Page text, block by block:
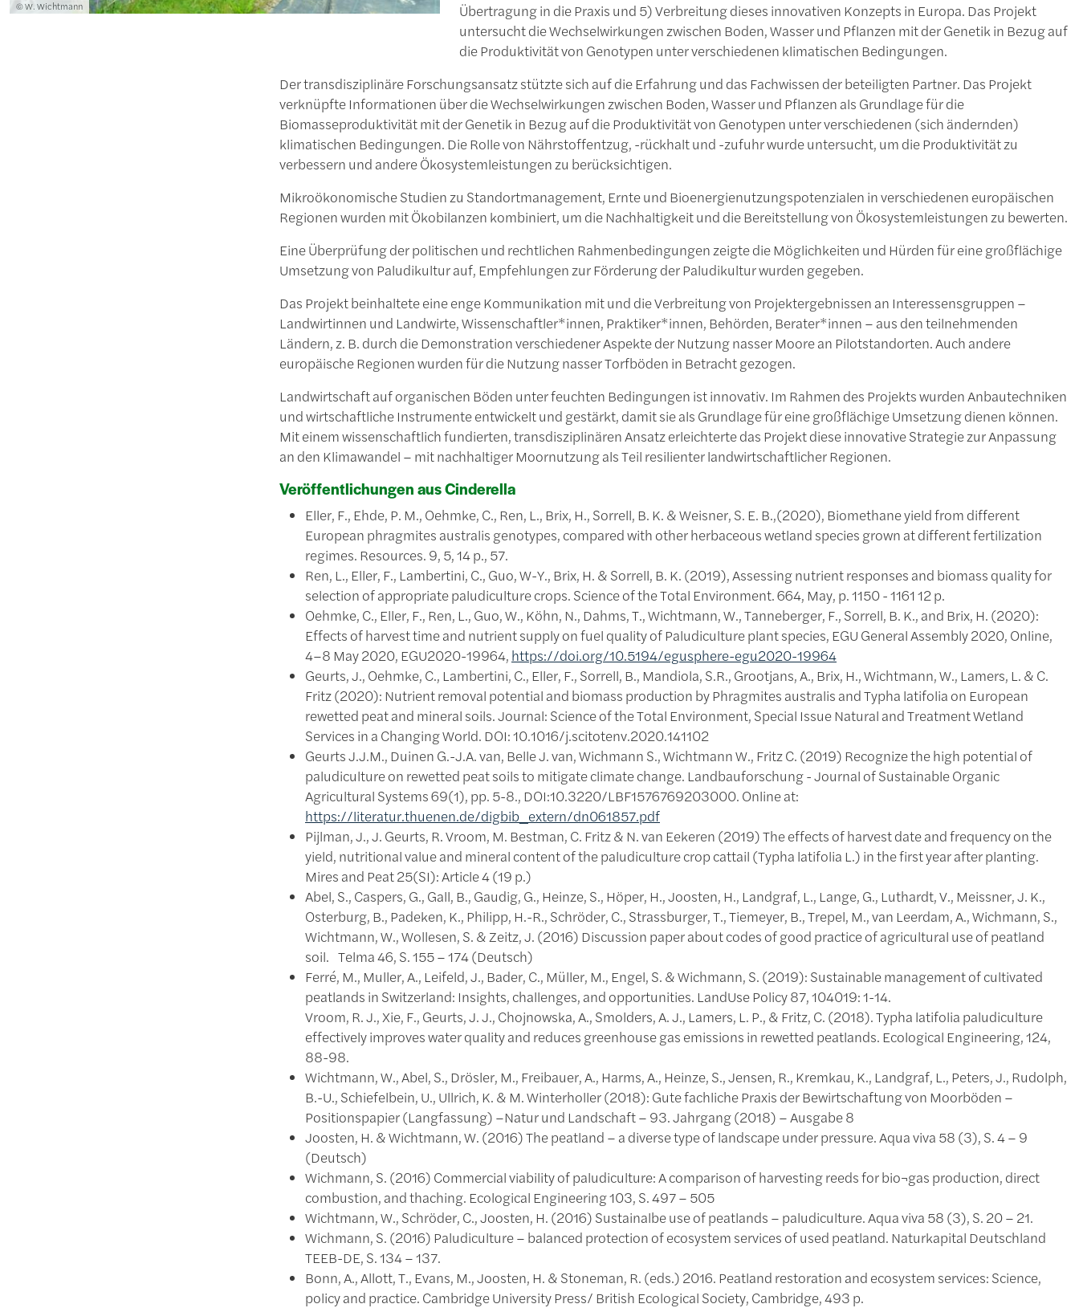
Lizenzinformationen einschließlich Urheberrecht
© W. Wichtmann
Übertragung in die Praxis und 5) Verbreitung dieses innovativen Konzepts in Europa. Das Projekt
untersucht die Wechselwirkungen zwischen Boden, Wasser und Pflanzen mit der Genetik in Bezug auf
die Produktivität von Genotypen unter verschiedenen klimatischen Bedingungen.
Der transdisziplinäre Forschungsansatz stützte sich auf die Erfahrung und das Fachwissen der beteiligten Partner. Das Projekt
verknüpfte Informationen über die Wechselwirkungen zwischen Boden, Wasser und Pflanzen als Grundlage für die
Biomasseproduktivität mit der Genetik in Bezug auf die Produktivität von Genotypen unter verschiedenen (sich ändernden)
klimatischen Bedingungen. Die Rolle von Nährstoffentzug, -rückhalt und -zufuhr wurde untersucht, um die Produktivität zu
verbessern und andere Ökosystemleistungen zu berücksichtigen.
Mikroökonomische Studien zu Standortmanagement, Ernte und Bioenergienutzungspotenzialen in verschiedenen europäischen
Regionen wurden mit Ökobilanzen kombiniert, um die Nachhaltigkeit und die Bereitstellung von Ökosystemleistungen zu bewerten.
Eine Überprüfung der politischen und rechtlichen Rahmenbedingungen zeigte die Möglichkeiten und Hürden für eine großflächige
Umsetzung von Paludikultur auf, Empfehlungen zur Förderung der Paludikultur wurden gegeben.
Das Projekt beinhaltete eine enge Kommunikation mit und die Verbreitung von Projektergebnissen an Interessensgruppen –
Landwirtinnen und Landwirte, Wissenschaftler*innen, Praktiker*innen, Behörden, Berater*innen – aus den teilnehmenden
Ländern, z. B. durch die Demonstration verschiedener Aspekte der Nutzung nasser Moore an Pilotstandorten. Auch andere
europäische Regionen wurden für die Nutzung nasser Torfböden in Betracht gezogen.
Landwirtschaft auf organischen Böden unter feuchten Bedingungen ist innovativ. Im Rahmen des Projekts wurden Anbautechniken
und wirtschaftliche Instrumente entwickelt und gestärkt, damit sie als Grundlage für eine großflächige Umsetzung dienen können.
Mit einem wissenschaftlich fundierten, transdisziplinären Ansatz erleichterte das Projekt diese innovative Strategie zur Anpassung
an den Klimawandel – mit nachhaltiger Moornutzung als Teil resilienter landwirtschaftlicher Regionen.
Veröffentlichungen aus Cinderella
Eller, F., Ehde, P. M., Oehmke, C., Ren, L., Brix, H., Sorrell, B. K. & Weisner, S. E. B.,(2020), Biomethane yield from different
European phragmites australis genotypes, compared with other herbaceous wetland species grown at different fertilization
regimes. Resources. 9, 5, 14 p., 57.
Ren, L., Eller, F., Lambertini, C., Guo, W-Y., Brix, H. & Sorrell, B. K. (2019), Assessing nutrient responses and biomass quality for
selection of appropriate paludiculture crops. Science of the Total Environment. 664, May, p. 1150 - 1161 12 p.
Oehmke, C., Eller, F., Ren, L., Guo, W., Köhn, N., Dahms, T., Wichtmann, W., Tanneberger, F., Sorrell, B. K., and Brix, H. (2020):
Effects of harvest time and nutrient supply on fuel quality of Paludiculture plant species, EGU General Assembly 2020, Online,
4–8 May 2020, EGU2020-19964, https://doi.org/10.5194/egusphere-egu2020-19964
Geurts, J., Oehmke, C., Lambertini, C., Eller, F., Sorrell, B., Mandiola, S.R., Grootjans, A., Brix, H., Wichtmann, W., Lamers, L. & C.
Fritz (2020): Nutrient removal potential and biomass production by Phragmites australis and Typha latifolia on European
rewetted peat and mineral soils. Journal: Science of the Total Environment, Special Issue Natural and Treatment Wetland
Services in a Changing World. DOI: 10.1016/j.scitotenv.2020.141102
Geurts J.J.M., Duinen G.-J.A. van, Belle J. van, Wichmann S., Wichtmann W., Fritz C. (2019) Recognize the high potential of
paludiculture on rewetted peat soils to mitigate climate change. Landbauforschung - Journal of Sustainable Organic
Agricultural Systems 69(1), pp. 5-8., DOI:10.3220/LBF1576769203000. Online at:
https://literatur.thuenen.de/digbib_extern/dn061857.pdf
Pijlman, J., J. Geurts, R. Vroom, M. Bestman, C. Fritz & N. van Eekeren (2019) The effects of harvest date and frequency on the
yield, nutritional value and mineral content of the paludiculture crop cattail (Typha latifolia L.) in the first year after planting.
Mires and Peat 25(SI): Article 4 (19 p.)
Abel, S., Caspers, G., Gall, B., Gaudig, G., Heinze, S., Höper, H., Joosten, H., Landgraf, L., Lange, G., Luthardt, V., Meissner, J. K.,
Osterburg, B., Padeken, K., Philipp, H.-R., Schröder, C., Strassburger, T., Tiemeyer, B., Trepel, M., van Leerdam, A., Wichmann, S.,
Wichtmann, W., Wollesen, S. & Zeitz, J. (2016) Discussion paper about codes of good practice of agricultural use of peatland
soil. Telma 46, S. 155 – 174 (Deutsch)
Ferré, M., Muller, A., Leifeld, J., Bader, C., Müller, M., Engel, S. & Wichmann, S. (2019): Sustainable management of cultivated
peatlands in Switzerland: Insights, challenges, and opportunities. LandUse Policy 87, 104019: 1-14.
Vroom, R. J., Xie, F., Geurts, J. J., Chojnowska, A., Smolders, A. J., Lamers, L. P., & Fritz, C. (2018). Typha latifolia paludiculture
effectively improves water quality and reduces greenhouse gas emissions in rewetted peatlands. Ecological Engineering, 124,
88-98.
Wichtmann, W., Abel, S., Drösler, M., Freibauer, A., Harms, A., Heinze, S., Jensen, R., Kremkau, K., Landgraf, L., Peters, J., Rudolph,
B.-U., Schiefelbein, U., Ullrich, K. & M. Winterholler (2018): Gute fachliche Praxis der Bewirtschaftung von Moorböden –
Positionspapier (Langfassung) –Natur und Landschaft – 93. Jahrgang (2018) – Ausgabe 8
Joosten, H. & Wichtmann, W. (2016) The peatland – a diverse type of landscape under pressure. Aqua viva 58 (3), S. 4 – 9
(Deutsch)
Wichmann, S. (2016) Commercial viability of paludiculture: A comparison of harvesting reeds for bio¬gas production, direct
combustion, and thaching. Ecological Engineering 103, S. 497 – 505
Wichtmann, W., Schröder, C., Joosten, H. (2016) Sustainalbe use of peatlands – paludiculture. Aqua viva 58 (3), S. 20 – 21.
Wichmann, S. (2016) Paludiculture – balanced protection of ecosystem services of used peatland. Naturkapital Deutschland
TEEB-DE, S. 134 – 137.
Bonn, A., Allott, T., Evans, M., Joosten, H. & Stoneman, R. (eds.) 2016. Peatland restoration and ecosystem services: Science,
policy and practice. Cambridge University Press/ British Ecological Society, Cambridge, 493 p.